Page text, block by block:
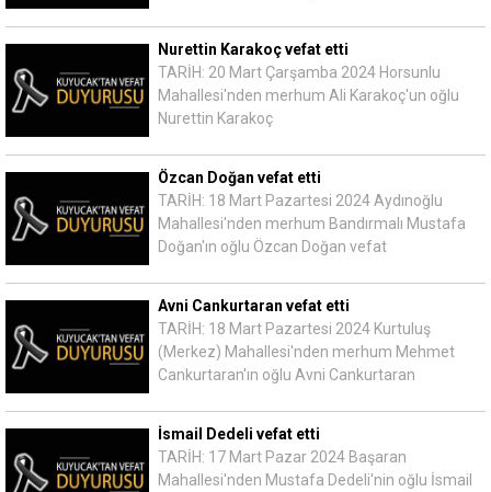
Nurettin Karakoç vefat etti
TARİH: 20 Mart Çarşamba 2024 Horsunlu
Mahallesi'nden merhum Ali Karakoç'un oğlu
Nurettin Karakoç
Özcan Doğan vefat etti
TARİH: 18 Mart Pazartesi 2024 Aydınoğlu
Mahallesi'nden merhum Bandırmalı Mustafa
Doğan'ın oğlu Özcan Doğan vefat
Avni Cankurtaran vefat etti
TARİH: 18 Mart Pazartesi 2024 Kurtuluş
(Merkez) Mahallesi'nden merhum Mehmet
Cankurtaran'ın oğlu Avni Cankurtaran
İsmail Dedeli vefat etti
TARİH: 17 Mart Pazar 2024 Başaran
Mahallesi'nden Mustafa Dedeli'nin oğlu İsmail